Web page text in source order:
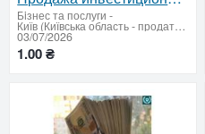
Бiзнес та послуги -
Київ (Київська область - продати купити)
03/07/2026
1.00 ₴